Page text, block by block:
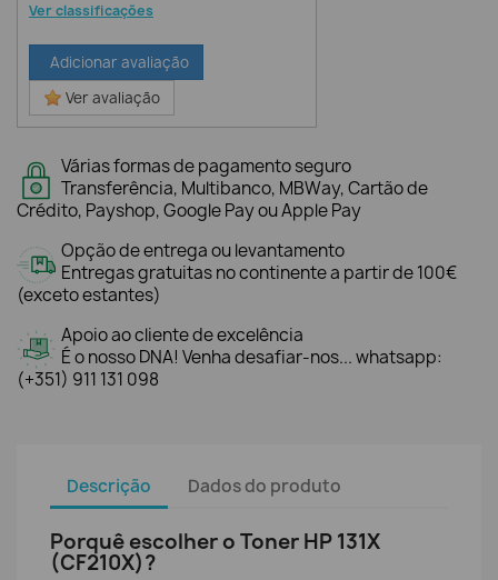
Ver classificações
Adicionar avaliação
Ver avaliação
Várias formas de pagamento seguro
Transferência, Multibanco, MBWay, Cartão de
Crédito, Payshop, Google Pay ou Apple Pay
Opção de entrega ou levantamento
Entregas gratuitas no continente a partir de 100€
(exceto estantes)
Apoio ao cliente de excelência
É o nosso DNA! Venha desafiar-nos... whatsapp:
(+351) 911 131 098
Descrição Dados do produto
Porquê escolher o Toner HP 131X
(CF210X)?